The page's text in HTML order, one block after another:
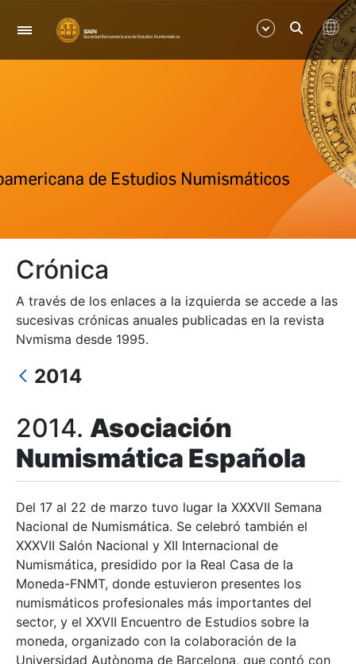
Navigation
Show/Hide
Show/Hide
Show/Hide
Crónica
A través de los enlaces a la izquierda se accede a las
sucesivas crónicas anuales publicadas en la revista
Nvmisma desde 1995.
2014
2014. Asociación
Numismática Española
Del 17 al 22 de marzo tuvo lugar la XXXVII Semana
Nacional de Numismática. Se celebró también el
XXXVII Salón Nacional y XII Internacional de
Numismática, presidido por la Real Casa de la
Moneda-FNMT, donde estuvieron presentes los
numismáticos profesionales más importantes del
sector, y el XXVII Encuentro de Estudios sobre la
moneda, organizado con la colaboración de la
Universidad Autònoma de Barcelona, que contó con